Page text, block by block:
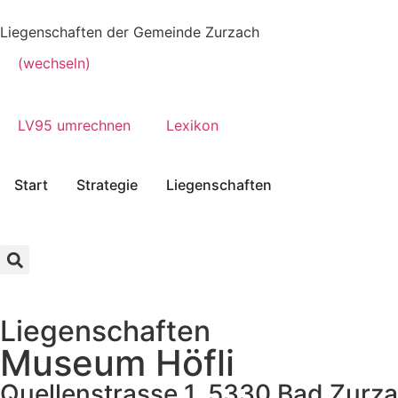
Liegenschaften der Gemeinde Zurzach
(wechseln)
LV95 umrechnen Lexikon
Start Strategie Liegenschaften
Liegenschaften
Museum Höfli